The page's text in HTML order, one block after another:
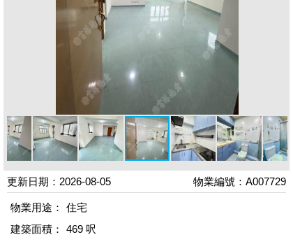
更新日期：2026-08-05 物業編號：A007729
物業用途：
住宅
建築面積：
469 呎